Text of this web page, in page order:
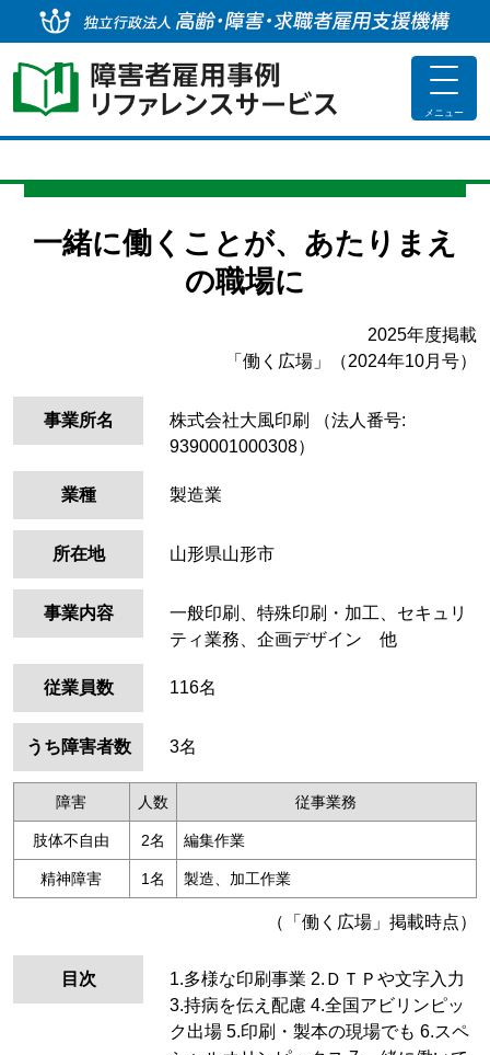
toggle
メニュー
一緒に働くことが、あたりまえ
の職場に
2025年度掲載
「働く広場」（2024年10月号）
事業所名 株式会社大風印刷
（法人番号:
9390001000308）
業種 製造業
所在地 山形県山形市
事業内容
一般印刷、特殊印刷・加工、セキュリ
ティ業務、企画デザイン 他
従業員数 116名
うち障害者数 3名
障害 人数 従事業務
肢体不自由 2名 編集作業
精神障害 1名 製造、加工作業
（「働く広場」掲載時点）
目次 1.多様な印刷事業 2.ＤＴＰや文字入力
3.持病を伝え配慮 4.全国アビリンピッ
ク出場 5.印刷・製本の現場でも 6.スペ